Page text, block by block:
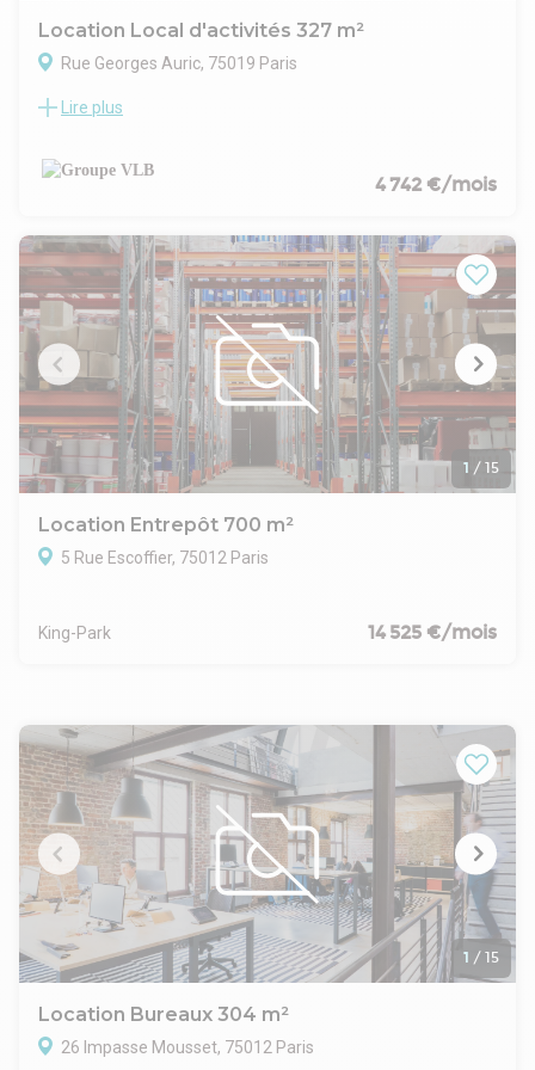
Location Local d'activités 327 m²
Rue Georges Auric, 75019 Paris
Dans un immeuble Tertiaire, Groupe VLB vous
fonctionnels d'une surface de 327 m². Uniquement pour
des sociétés de fabrication, production, conception
État de l'immeuble : Bon état
Certifications/Label (autre) : Pas de label
Parkings (commentaires) : Places de parking disponibles en
sous-sol
Date (dernière mise à jour) : 2026-07-16
Bail : Commercial 3 6 9
Honoraires / Location: À la charge du preneur
Commentaires: GAPD de 3 MOIS DE LOYER TTC
OBLIGATOIRE
Lire plus
4 742 €/mois
1 / 15
Location Entrepôt 700 m²
5 Rue Escoffier, 75012 Paris
King-Park 14 525 €/mois
1 / 15
Location Bureaux 304 m²
26 Impasse Mousset, 75012 Paris